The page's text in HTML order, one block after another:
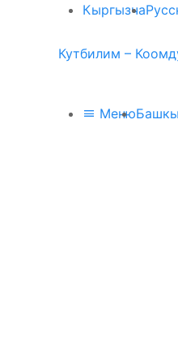
Кыргызча
Кутбилим –
Меню